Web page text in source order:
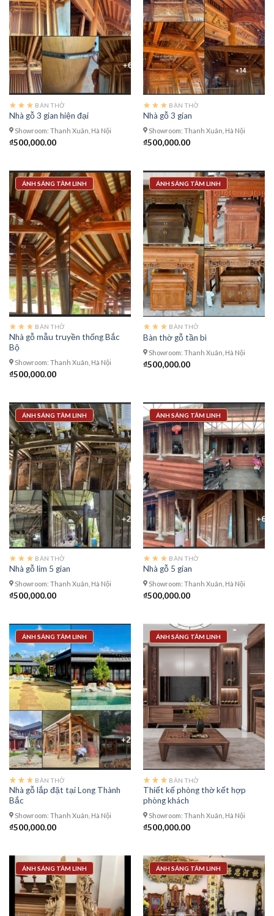
BÀN THỜ
Nhà gỗ 3 gian hiện đại
Showroom: Thanh Xuân, Hà Nội
₫500,000.00
BÀN THỜ
Nhà gỗ 3 gian
Showroom: Thanh Xuân, Hà Nội
₫500,000.00
ÁNH SÁNG TÂM LINH
BÀN THỜ
Nhà gỗ mẫu truyền thống Bắc
Bộ
Showroom: Thanh Xuân, Hà Nội
₫500,000.00
ÁNH SÁNG TÂM LINH
BÀN THỜ
Bàn thờ gỗ tần bì
Showroom: Thanh Xuân, Hà Nội
₫500,000.00
ÁNH SÁNG TÂM LINH
BÀN THỜ
Nhà gỗ lim 5 gian
Showroom: Thanh Xuân, Hà Nội
₫500,000.00
ÁNH SÁNG TÂM LINH
BÀN THỜ
Nhà gỗ 5 gian
Showroom: Thanh Xuân, Hà Nội
₫500,000.00
ÁNH SÁNG TÂM LINH
BÀN THỜ
Nhà gỗ lắp đặt tại Long Thành
Bắc
Showroom: Thanh Xuân, Hà Nội
₫500,000.00
ÁNH SÁNG TÂM LINH
BÀN THỜ
Thiết kế phòng thờ kết hợp
phòng khách
Showroom: Thanh Xuân, Hà Nội
₫500,000.00
ÁNH SÁNG TÂM LINH ÁNH SÁNG TÂM LINH